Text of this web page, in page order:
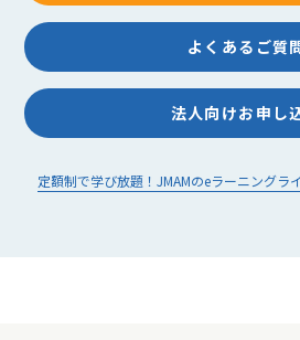
よくあるご質
法人向けお申し
定額制で学び放題！JMAMのeラーニングラ